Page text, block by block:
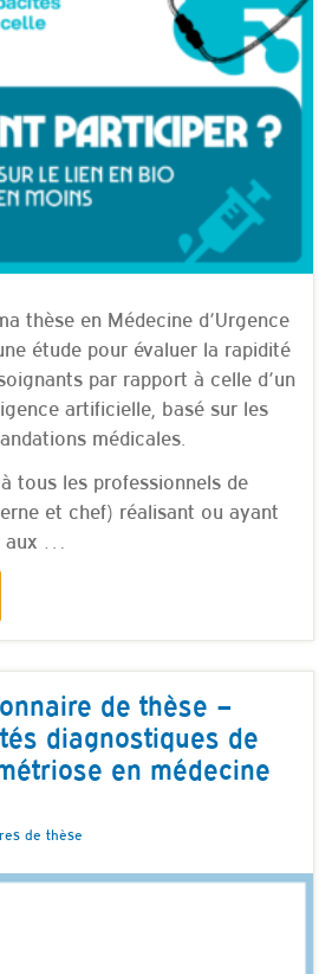
thèse en Médecine d’Urgence
étude pour évaluer la rapidité
par rapport à celle d’un
artificielle, basé sur les
médicales.
tous les professionnels de
et chef) réalisant ou ayant
…
de thèse –
diagnostiques de
en médecine
de thèse